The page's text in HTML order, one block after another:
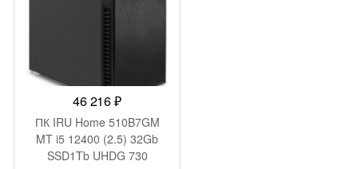
46 216₽
ПК IRU Home 510B7GM
MT i5 12400 (2.5) 32Gb
SSD1Tb UHDG 730